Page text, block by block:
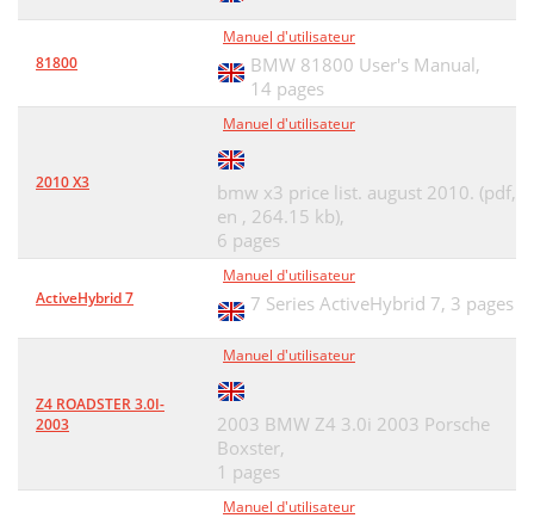
81800
Manuel d'utilisateur
BMW 81800 User's Manual,
14 pages
2010 X3
Manuel d'utilisateur
bmw x3 price list. august 2010. (pdf,
en , 264.15 kb),
6 pages
ActiveHybrid 7
Manuel d'utilisateur
7 Series ActiveHybrid 7, 3 pages
Z4 ROADSTER 3.0I-
2003
Manuel d'utilisateur
2003 BMW Z4 3.0i 2003 Porsche
Boxster,
1 pages
Manuel d'utilisateur